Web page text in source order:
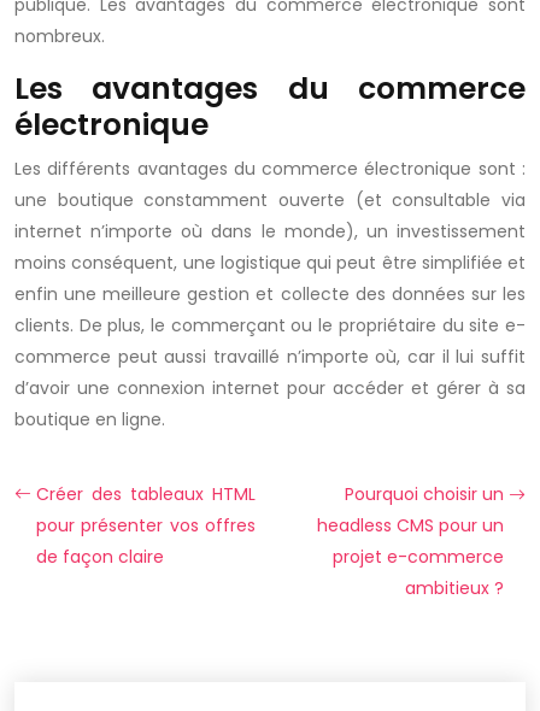
publique. Les avantages du commerce électronique sont
nombreux.
Les avantages du commerce
électronique
Les différents avantages du commerce électronique sont :
une boutique constamment ouverte (et consultable via
internet n’importe où dans le monde), un investissement
moins conséquent, une logistique qui peut être simplifiée et
enfin une meilleure gestion et collecte des données sur les
clients. De plus, le commerçant ou le propriétaire du site e-
commerce peut aussi travaillé n’importe où, car il lui suffit
d’avoir une connexion internet pour accéder et gérer à sa
boutique en ligne.
Créer des tableaux HTML
pour présenter vos offres
de façon claire
Pourquoi choisir un
headless CMS pour un
projet e-commerce
ambitieux ?